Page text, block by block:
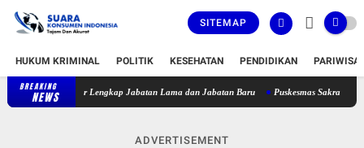
SITEMAP
HUKUM KRIMINAL POLITIK KESEHATAN PENDIDIKAN
BREAKING
NEWS Bupati Lombok Timur Lantik 36 Pejabat, Berikut Daftar Lengkap
ADVERTISEMENT